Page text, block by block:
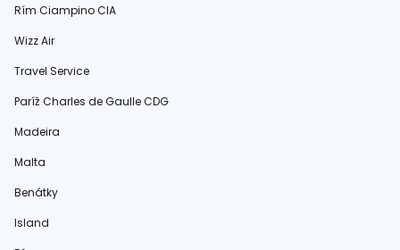
Rím Ciampino CIA
Wizz Air
Travel Service
Paríž Charles de Gaulle CDG
Madeira
Malta
Benátky
Island